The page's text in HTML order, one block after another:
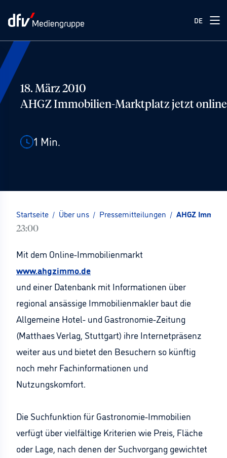
DE
18. März 2010
AHGZ Immobilien-Marktplatz jetzt online
1 Min.
Startseite / Über uns / Pressemitteilungen / AHGZ
23:00
Mit dem Online-Immobilienmarkt
www.ahgzimmo.de
und einer Datenbank mit Informationen über
regional ansässige Immobilienmakler baut die
Allgemeine Hotel- und Gastronomie-Zeitung
(Matthaes Verlag, Stuttgart) ihre Internetpräsenz
weiter aus und bietet den Besuchern so künftig
noch mehr Fachinformationen und
Nutzungskomfort.
Die Suchfunktion für Gastronomie-Immobilien
verfügt über vielfältige Kriterien wie Preis, Fläche
oder Lage, nach denen der Suchvorgang gewichtet